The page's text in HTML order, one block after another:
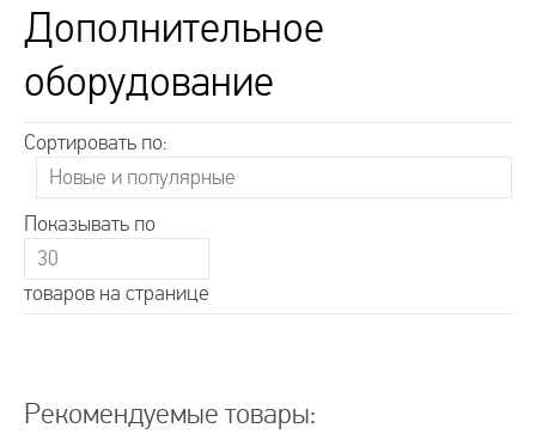
Дополнительное
оборудование
Сортировать по:
Показывать по
товаров на странице
Рекомендуемые товары: